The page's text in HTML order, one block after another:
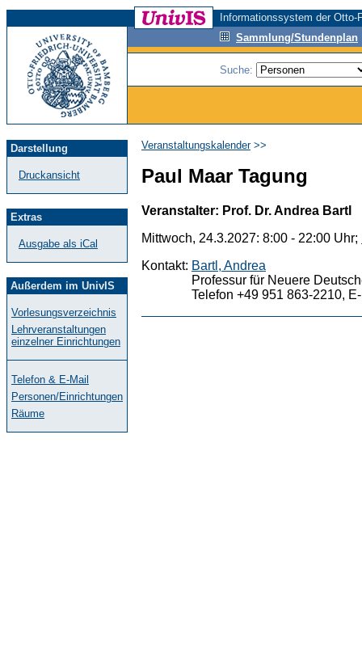
Informationssystem der
Sammlung/Stundenplan
Suche:
Darstellung
Druckansicht
Extras
Ausgabe als iCal
Außerdem im UnivIS
Vorlesungsverzeichnis
Lehrveranstaltungen
einzelner Einrichtungen
Telefon & E-Mail
Personen/Einrichtungen
Räume
Veranstaltungskalender>>
Paul Maar Tagung
Veranstalter: Prof. Dr. Andrea Bartl
Mittwoch, 24.3.2027: 8:00 - 22:00 Uhr;
Kontakt: Bartl, Andrea
Professur für Neuere
Telefon +49 951 863-2210,